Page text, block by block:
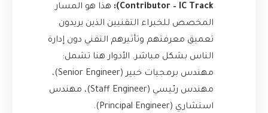
Contributor – IC Track):
هذا هو المسار
المخصص للخبراء التقنيين الذين يريدون
تعميق معرفتهم وتأثيرهم التقني دون إدارة
الناس بشكل مباشر. الأدوار هنا تشمل:
مهندس برمجيات خبير (Senior Engineer)،
مهندس رئيسي (Staff Engineer)، مهندس
استشاري (Principal Engineer).